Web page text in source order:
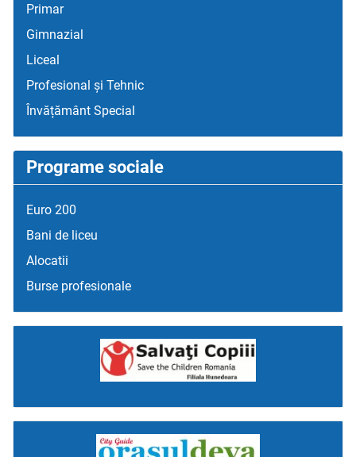
Primar
Gimnazial
Liceal
Profesional și Tehnic
Învățământ Special
Programe sociale
Euro 200
Bani de liceu
Alocatii
Burse profesionale